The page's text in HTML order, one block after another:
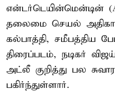
என்டர்டெயின்மென்டின்
தலைமை செயல்
கல்பாத்தி, சமீபத்திய
திரைப்படம், நடிகர்
அட்லீ குறித்து பல
பகிர்ந்துள்ளார்.